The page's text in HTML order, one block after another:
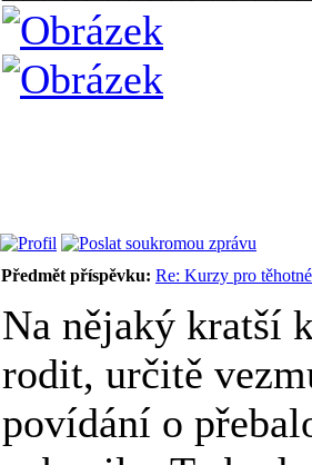
Předmět příspěvku: Re: Kurzy pro těhotné
Na nějaký kratší
rodit, určitě
povídání o